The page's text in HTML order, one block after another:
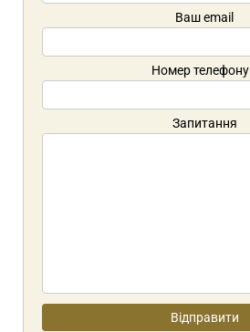
Ваш email
Номер телефону
Запитання